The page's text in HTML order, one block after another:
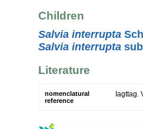
Children
Salvia interrupta
Salvia interrupta
Literature
nomenclatural
reference
Iagttag.